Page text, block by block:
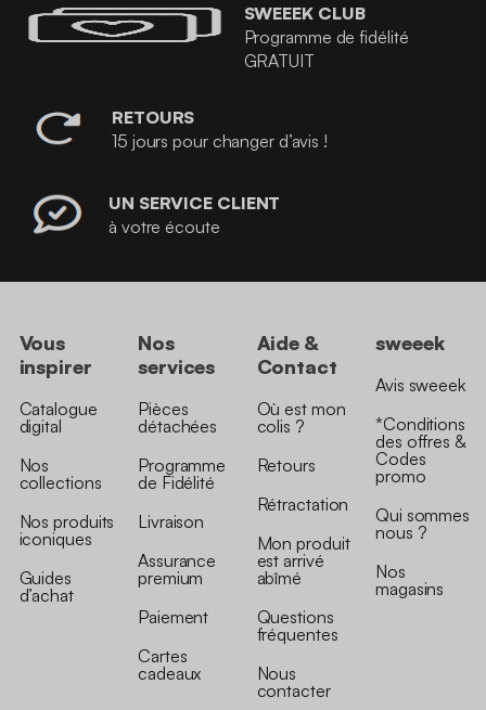
SWEEEK CLUB
Programme de fidélité
GRATUIT
RETOURS
15 jours pour changer d’avis !
UN SERVICE CLIENT
à votre écoute
Vous
inspirer
Catalogue
digital
Nos
collections
Nos produits
iconiques
Guides
d’achat
Nos
services
Pièces
détachées
Programme
de Fidélité
Livraison
Assurance
premium
Paiement
Cartes
cadeaux
Aide &
Contact
Où est mon
colis ?
Retours
Rétractation
Mon produit
est arrivé
abîmé
Questions
fréquentes
Nous
contacter
sweeek
Avis sweeek
*Conditions
des offres &
Codes
promo
Qui sommes
nous ?
Nos
magasins